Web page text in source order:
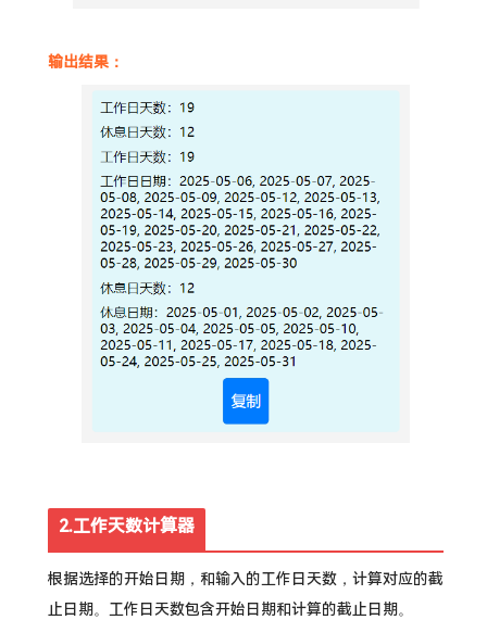
输出结果：
2.工作天数计算器
根据选择的开始日期，和输入的工作日天数，计算对应的截
止日期。工作日天数包含开始日期和计算的截止日期。